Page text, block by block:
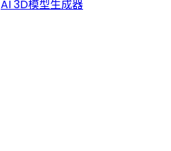
AI 3D模型生成器